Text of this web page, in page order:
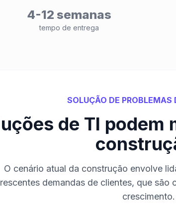
4-12 semanas
tempo de entrega
SOLUÇÃO DE PROBLEMAS
de TI
O cenário atual da construção envolve
demandas de clientes, que são
crescimento.